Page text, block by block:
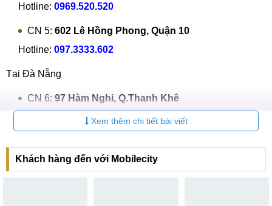
Hotline: 0969.520.520
CN 5: 602 Lê Hồng Phong, Quận 10
Hotline: 097.3333.602
Tại Đà Nẵng
CN 6: 97 Hàm Nghi, Q.Thanh Khê
097.123.9797
thay ic nguồn vivo y91 giá bao nhiêu
Xem thêm chi tiết bài viết
Khách hàng đến với Mobilecity